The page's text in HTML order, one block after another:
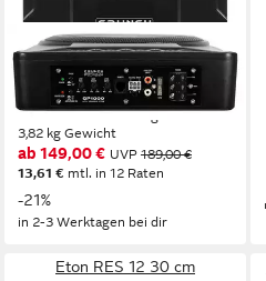
CRUNCH
GP1000 25cm Aktiv
Subwoofer Aktivbass
Untersitz Auto-Subwoofer
100 W Gesamtleistung
3,82 kg Gewicht
ab 149,00 € UVP 189,00 €
13,61 € mtl. in 12 Raten
-21%
in 2-3 Werktagen bei dir
Eton RES 12 30 cm